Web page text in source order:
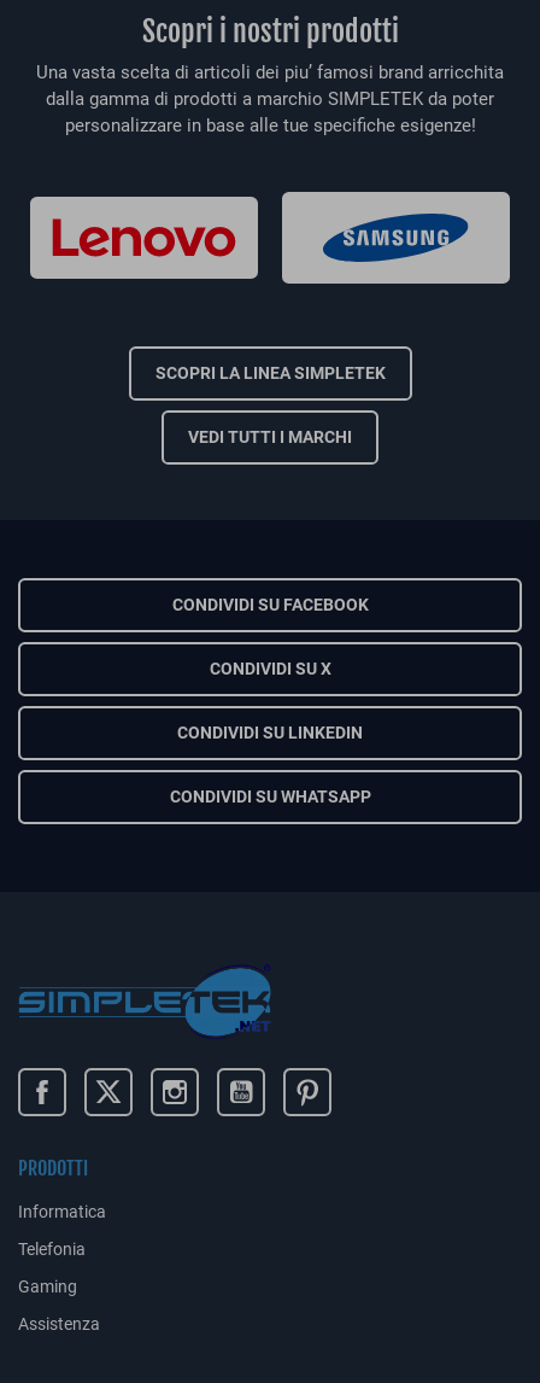
Scopri i nostri prodotti
Una vasta scelta di articoli dei piu’ famosi brand arricchita
dalla gamma di prodotti a marchio SIMPLETEK da poter
personalizzare in base alle tue specifiche esigenze!
SCOPRI LA LINEA SIMPLETEK
VEDI TUTTI I MARCHI
CONDIVIDI SU FACEBOOK
CONDIVIDI SU X
CONDIVIDI SU LINKEDIN
CONDIVIDI SU WHATSAPP
PRODOTTI
Informatica
Telefonia
Gaming
Assistenza